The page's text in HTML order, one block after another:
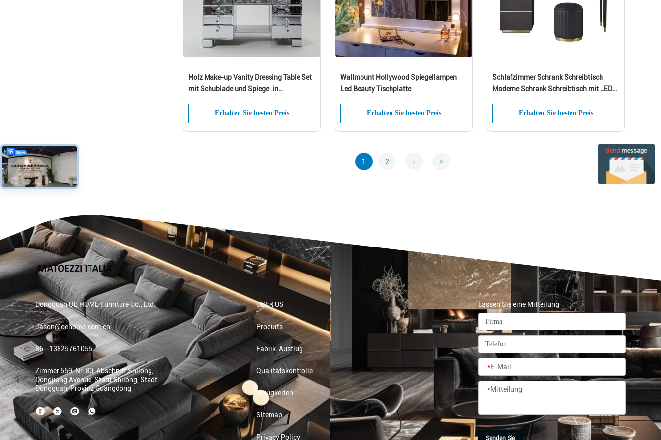
Holz Make-up Vanity Dressing Table Set
mit Schublade und Spiegel in
Erhalten Sie besten Preis
Wallmount Hollywood Spiegellampen
Led Beauty Tischplatte
Erhalten Sie besten Preis
Schlafzimmer Schrank Schreibtisch
Moderne Schrank Schreibtisch mit LED-
Erhalten Sie besten Preis
1 2
Dongguan OE HOME Furniture Co., Ltd.
Jason@oehome.com.cn
86--13825761055
Zimmer 559, Nr. 80, Abschnitt Shilong,
Dongjiang Avenue, Stadt Shilong, Stadt
Dongguan, Provinz Guangdong
ÜBER US
Produits
Fabrik-Ausflug
Qualitätskontrolle
Neuigkeiten
Sitemap
Privacy Policy
Lassen Sie eine Mitteilung
*E-Mail
*Mitteilung
Senden Sie